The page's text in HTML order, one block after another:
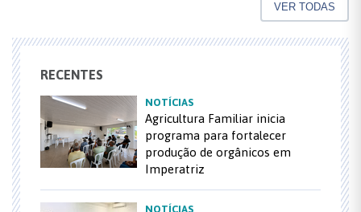
VER TODAS
RECENTES
NOTÍCIAS
Agricultura Familiar inicia
programa para fortalecer
produção de orgânicos em
Imperatriz
NOTÍCIAS